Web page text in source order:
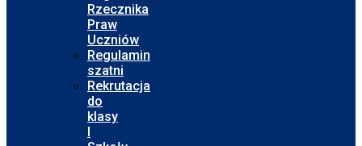
Rzecznika
Praw
Uczniów
Regulamin
szatni
Rekrutacja
do
klasy
I